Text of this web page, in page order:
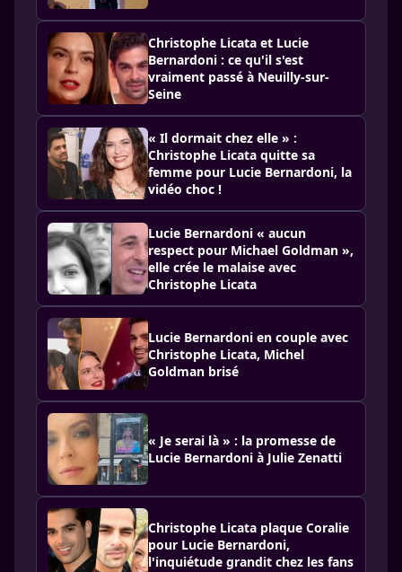
Christophe Licata et Lucie
Bernardoni : ce qu'il s'est
vraiment passé à Neuilly-sur-
Seine
« Il dormait chez elle » :
Christophe Licata quitte sa
femme pour Lucie Bernardoni, la
vidéo choc !
Lucie Bernardoni « aucun
respect pour Michael Goldman »,
elle crée le malaise avec
Christophe Licata
Lucie Bernardoni en couple avec
Christophe Licata, Michel
Goldman brisé
« Je serai là » : la promesse de
Lucie Bernardoni à Julie Zenatti
Christophe Licata plaque Coralie
pour Lucie Bernardoni,
l'inquiétude grandit chez les fans